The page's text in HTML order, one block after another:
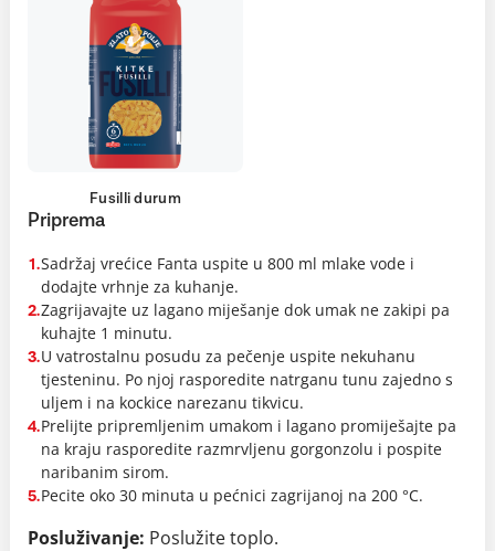
Fusilli durum
Priprema
1.Sadržaj vrećice Fanta uspite u 800 ml mlake vode i
dodajte vrhnje za kuhanje.
2.Zagrijavajte uz lagano miješanje dok umak ne zakipi pa
kuhajte 1 minutu.
3.U vatrostalnu posudu za pečenje uspite nekuhanu
tjesteninu. Po njoj rasporedite natrganu tunu zajedno s
uljem i na kockice narezanu tikvicu.
4.Prelijte pripremljenim umakom i lagano promiješajte pa
na kraju rasporedite razmrvljenu gorgonzolu i pospite
naribanim sirom.
5.Pecite oko 30 minuta u pećnici zagrijanoj na 200 °C.
Posluživanje: Poslužite toplo.